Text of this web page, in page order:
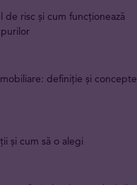
de risc și cum funcționează
definiție și concepte
și cum să o alegi